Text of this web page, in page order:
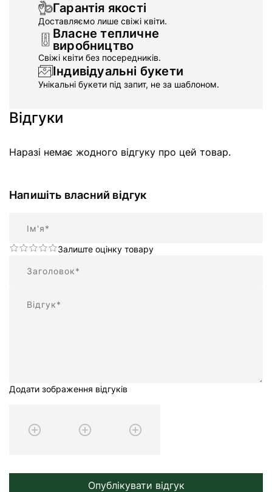
Гарантія якості
Доставляємо лише свіжі квіти.
Власне тепличне
виробництво
Свіжі квіти без посередників.
Індивідуальні букети
Унікальні букети під запит, не за шаблоном.
Відгуки
Наразі немає жодного відгуку про цей товар.
Напишіть власний відгук
Залиште оцінку товару
Додати зображення відгуків
Опублікувати відгук